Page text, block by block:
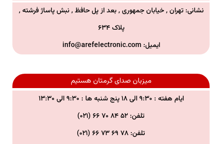
نشانی: تهران , خیابان جمهوری , بعد از پل حافظ , نبش پاساژ فرشته ,
پلاک ۶۳۴
ایمیل:info@arefelectronic.com
میزبان صدای گرمتان هستیم
ایام هفته : ۹:۳۰ الی ۱۸ پنج شنبه ها : ۹:۳۰ الی ۱۳:۳۰
تلفن: ۵۲ ۸۴ ۷۰ ۶۶ (۰۲۱)
تلفن: ۷۸ ۶۹ ۷۳ ۶۶ (۰۲۱)